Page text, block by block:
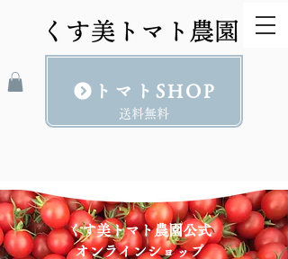
トマトSHOP
​送料無料
くす美トマト農園公式
オンラインショップ